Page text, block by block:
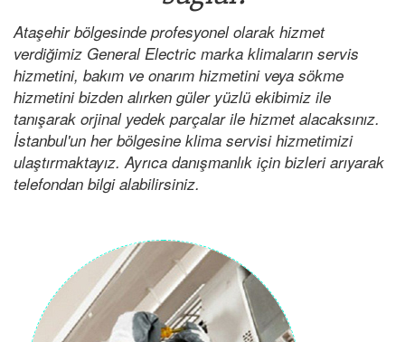
Ataşehir bölgesinde profesyonel olarak hizmet
verdiğimiz General Electric marka klimaların servis
hizmetini, bakım ve onarım hizmetini veya sökme
hizmetini bizden alırken güler yüzlü ekibimiz ile
tanışarak orjinal yedek parçalar ile hizmet alacaksınız.
İstanbul'un her bölgesine klima servisi hizmetimizi
ulaştırmaktayız. Ayrıca danışmanlık için bizleri arıyarak
telefondan bilgi alabilirsiniz.